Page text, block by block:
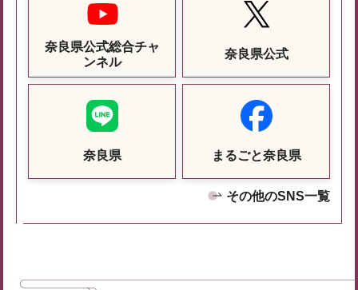
奈良県公式総合チャ
ンネル
奈良県公式
奈良県 まるごと奈良県
その他のSNS一覧